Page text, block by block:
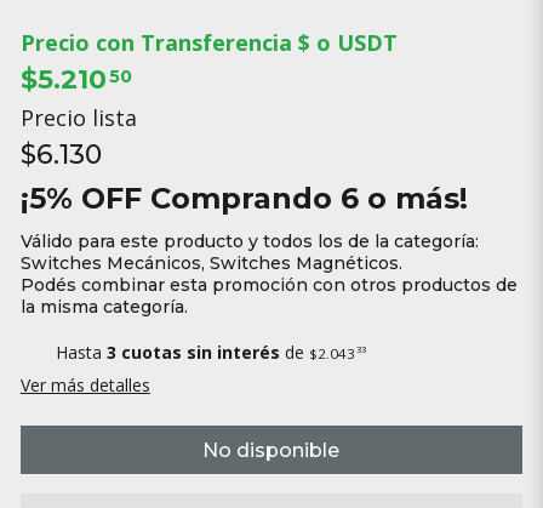
Precio con Transferencia $ o USDT
$5.21050
Precio lista
$6.130
¡5% OFF Comprando 6 o más!
Válido para este producto y todos los de la categoría:
Switches Mecánicos, Switches Magnéticos.
Podés combinar esta promoción con otros productos de
la misma categoría.
Hasta 3 cuotas sin interés de $2.043 33
Ver más detalles
No disponible